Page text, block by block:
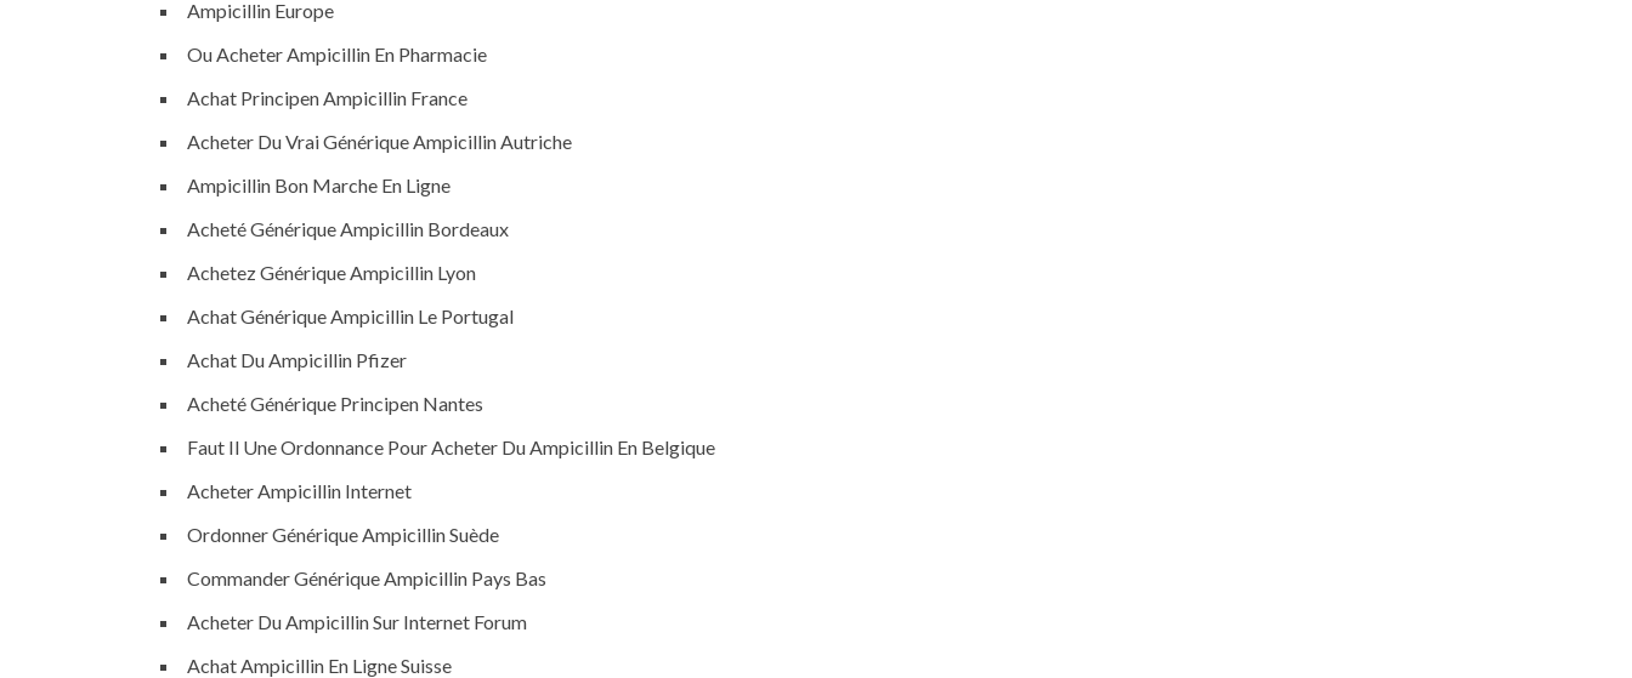
Ampicillin Europe
Ou Acheter Ampicillin En Pharmacie
Achat Principen Ampicillin France
Acheter Du Vrai Générique Ampicillin Autriche
Ampicillin Bon Marche En Ligne
Acheté Générique Ampicillin Bordeaux
Achetez Générique Ampicillin Lyon
Achat Générique Ampicillin Le Portugal
Achat Du Ampicillin Pfizer
Acheté Générique Principen Nantes
Faut Il Une Ordonnance Pour Acheter Du Ampicillin En Belgique
Acheter Ampicillin Internet
Ordonner Générique Ampicillin Suède
Commander Générique Ampicillin Pays Bas
Acheter Du Ampicillin Sur Internet Forum
Achat Ampicillin En Ligne Suisse